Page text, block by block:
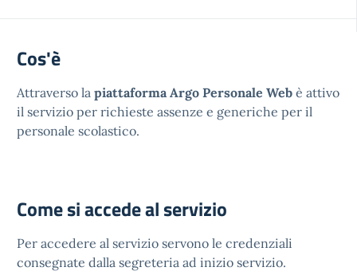
Cos'è
Attraverso la piattaforma Argo Personale Web è attivo
il servizio per richieste assenze e generiche per il
personale scolastico.
Come si accede al servizio
Per accedere al servizio servono le credenziali
consegnate dalla segreteria ad inizio servizio.